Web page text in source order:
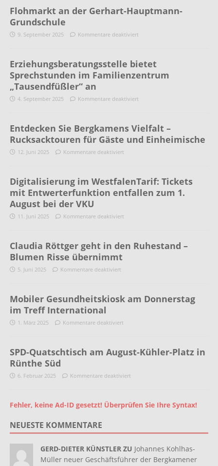
Flohmarkt an der Gerhart-Hauptmann-
Grundschule
9. September 2025 Kommentare deaktiviert
Erziehungsberatungsstelle bietet
Sprechstunden im Familienzentrum
„Tausendfüßler“ an
4. September 2025 Kommentare deaktiviert
Entdecken Sie Bergkamens Vielfalt –
Rucksacktouren für Gäste und Einheimische
12. Juni 2025 Kommentare deaktiviert
Digitalisierung im WestfalenTarif: Tickets
mit Entwerterfunktion entfallen zum 1.
August bei der VKU
11. Juni 2025 Kommentare deaktiviert
Claudia Röttger geht in den Ruhestand –
Blumen Risse übernimmt
5. Juni 2025 Kommentare deaktiviert
Mobiler Gesundheitskiosk am Donnerstag
im Treff International
1. März 2025 Kommentare deaktiviert
SPD-Quatschtisch am August-Kühler-Platz in
Rünthe Süd
6. Februar 2025 Kommentare deaktiviert
Fehler, keine Ad-ID gesetzt! Überprüfen Sie Ihre Syntax!
NEUESTE KOMMENTARE
GERD-DIETER KÜNSTLER ZU Johannes Kohlhas-
Müller neuer Geschäftsführer der Bergkamener